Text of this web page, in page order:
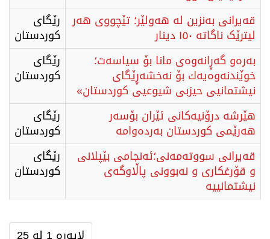
قەیرانی بەنزین لە هەولێر؛ تێچووی هەر
لیترێک ناگاتە ١٥٠ دینار
رێگای
كوردستان
بەرەو گەڕانەوەی مانا بۆ سیاسەت؛
خوێندنەوەیەك بۆ نەخشەڕێگای
نیشتمانیی حیزبی شیوعیی کوردستان»
رێگای
كوردستان
هێرشە درۆنیەکانی ئێران بۆسەر
هەرێمی کوردستان بەردەوامە
رێگای
كوردستان
قەیرانی سووتەمەنی؛ئەنجامی بێپلانی
و قۆرغكاری و نەبوونی پاڵاوگەی
نیشتمانییە
رێگای
كوردستان